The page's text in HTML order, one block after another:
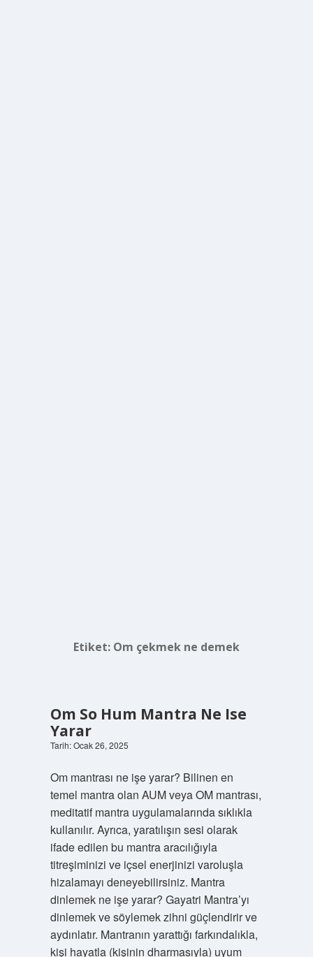
Etiket: Om çekmek ne demek
Om So Hum Mantra Ne Ise
Yarar
Tarih: Ocak 26, 2025
Om mantrası ne işe yarar? Bilinen en
temel mantra olan AUM veya OM mantrası,
meditatif mantra uygulamalarında sıklıkla
kullanılır. Ayrıca, yaratılışın sesi olarak
ifade edilen bu mantra aracılığıyla
titreşiminizi ve içsel enerjinizi varoluşla
hizalamayı deneyebilirsiniz. Mantra
dinlemek ne işe yarar? Gayatri Mantra’yı
dinlemek ve söylemek zihni güçlendirir ve
aydınlatır. Mantranın yarattığı farkındalıkla,
kişi hayatla (kişinin dharmasıyla) uyum